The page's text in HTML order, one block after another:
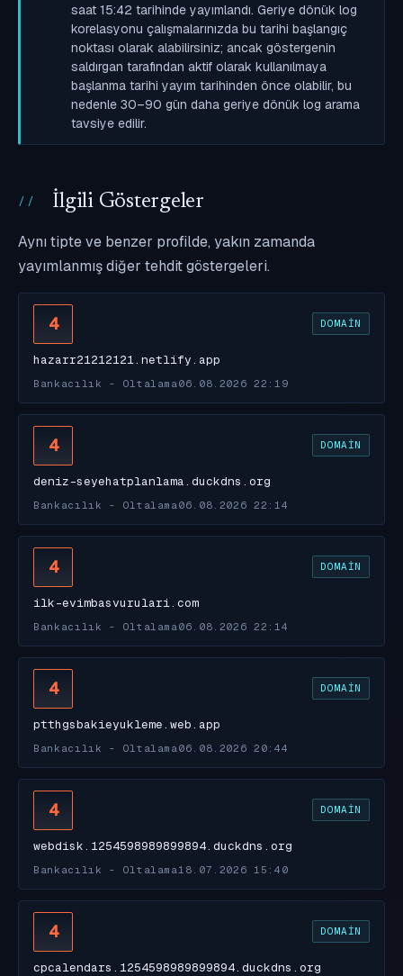
saat 15:42 tarihinde yayımlandı. Geriye dönük log
korelasyonu çalışmalarınızda bu tarihi başlangıç
noktası olarak alabilirsiniz; ancak göstergenin
saldırgan tarafından aktif olarak kullanılmaya
başlanma tarihi yayım tarihinden önce olabilir, bu
nedenle 30–90 gün daha geriye dönük log arama
tavsiye edilir.
İlgili Göstergeler
Aynı tipte ve benzer profilde, yakın zamanda
yayımlanmış diğer tehdit göstergeleri.
4 DOMAIN
hazarr21212121.netlify.app
Bankacılık - Oltalama 06.08.2026 22:19
4 DOMAIN
deniz-seyehatplanlama.duckdns.org
Bankacılık - Oltalama 06.08.2026 22:14
4 DOMAIN
ilk-evimbasvurulari.com
Bankacılık - Oltalama 06.08.2026 22:14
4 DOMAIN
ptthgsbakieyukleme.web.app
Bankacılık - Oltalama 06.08.2026 20:44
4 DOMAIN
webdisk.1254598989899894.duckdns.org
Bankacılık - Oltalama 18.07.2026 15:40
4 DOMAIN
cpcalendars.1254598989899894.duckdns.org